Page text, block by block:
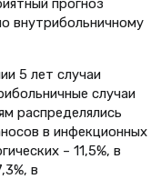
прогноз
внутрибольничному
5 лет случаи
случаи
распределялись
в инфекционных
– 11,5%, в
в